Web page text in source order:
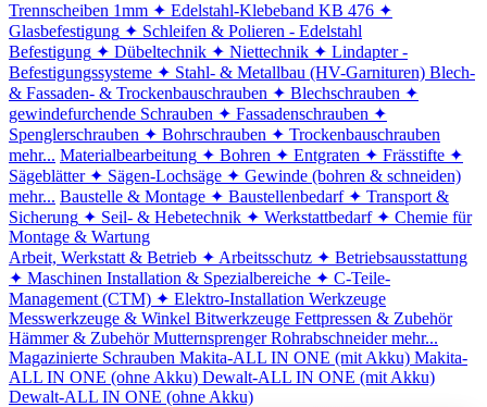
Trennscheiben 1mm ✦ Edelstahl-Klebeband KB 476 ✦
Glasbefestigung ✦ Schleifen & Polieren - Edelstahl
Befestigung ✦ Dübeltechnik ✦ Niettechnik ✦ Lindapter -
Befestigungssysteme ✦ Stahl- & Metallbau (HV-Garnituren) Blech-
& Fassaden- & Trockenbauschrauben ✦ Blechschrauben ✦
gewindefurchende Schrauben ✦ Fassadenschrauben ✦
Spenglerschrauben ✦ Bohrschrauben ✦ Trockenbauschrauben
mehr... Materialbearbeitung ✦ Bohren ✦ Entgraten ✦ Frässtifte ✦
Sägeblätter ✦ Sägen-Lochsäge ✦ Gewinde (bohren & schneiden)
mehr... Baustelle & Montage ✦ Baustellenbedarf ✦ Transport &
Sicherung ✦ Seil- & Hebetechnik ✦ Werkstattbedarf ✦ Chemie für
Montage & Wartung
Arbeit, Werkstatt & Betrieb ✦ Arbeitsschutz ✦ Betriebsausstattung
✦ Maschinen Installation & Spezialbereiche ✦ C-Teile-
Management (CTM) ✦ Elektro-Installation Werkzeuge
Messwerkzeuge & Winkel Bitwerkzeuge Fettpressen & Zubehör
Hämmer & Zubehör Mutternsprenger Rohrabschneider mehr...
Magazinierte Schrauben Makita-ALL IN ONE (mit Akku) Makita-
ALL IN ONE (ohne Akku) Dewalt-ALL IN ONE (mit Akku)
Dewalt-ALL IN ONE (ohne Akku)